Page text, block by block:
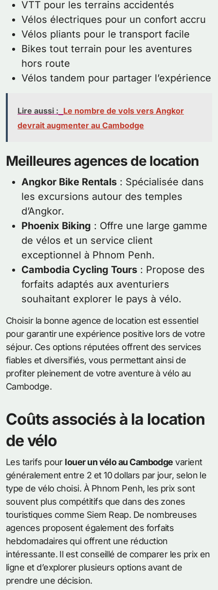
VTT pour les terrains accidentés
Vélos électriques pour un confort accru
Vélos pliants pour le transport facile
Bikes tout terrain pour les aventures
hors route
Vélos tandem pour partager l’expérience
Lire aussi : Le nombre de vols vers Angkor
devrait augmenter au Cambodge
Meilleures agences de location
Angkor Bike Rentals : Spécialisée dans
les excursions autour des temples
d’Angkor.
Phoenix Biking : Offre une large gamme
de vélos et un service client
exceptionnel à Phnom Penh.
Cambodia Cycling Tours : Propose des
forfaits adaptés aux aventuriers
souhaitant explorer le pays à vélo.
Choisir la bonne agence de location est essentiel
pour garantir une expérience positive lors de votre
séjour. Ces options réputées offrent des services
fiables et diversifiés, vous permettant ainsi de
profiter pleinement de votre aventure à vélo au
Cambodge.
Coûts associés à la location
de vélo
Les tarifs pour louer un vélo au Cambodge varient
généralement entre 2 et 10 dollars par jour, selon le
type de vélo choisi. À Phnom Penh, les prix sont
souvent plus compétitifs que dans des zones
touristiques comme Siem Reap. De nombreuses
agences proposent également des forfaits
hebdomadaires qui offrent une réduction
intéressante. Il est conseillé de comparer les prix en
ligne et d’explorer plusieurs options avant de
prendre une décision.